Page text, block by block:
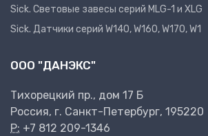
Sick. Световые завесы серий MLG-1 и XLG
Sick. Датчики серий W140, W160, W170, W1
ООО "ДАНЭКС"
Тихорецкий пр., дом 17 Б
Россия, г. Санкт-Петербург, 195220
P: +7 812 209-1346